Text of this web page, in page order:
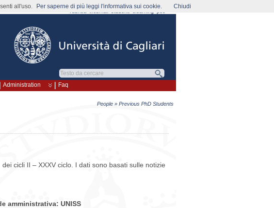
rubrica webmail
Administration Faq
People » Previous PhD Students
cicli II – XXXV ciclo. I dati sono basati sulle notizie
UNISS
all'uso. Per saperne di più leggi l'informativa sui cookie. Chiudi